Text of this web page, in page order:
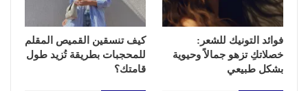
فوائد التونيك للشعر:
خصلاتكِ تزهو جمالاً وحيوية
بشكل طبيعي
كيف تنسقين القميص المقلم
للمحجبات بطريقة تُزيد طول
قامتك؟